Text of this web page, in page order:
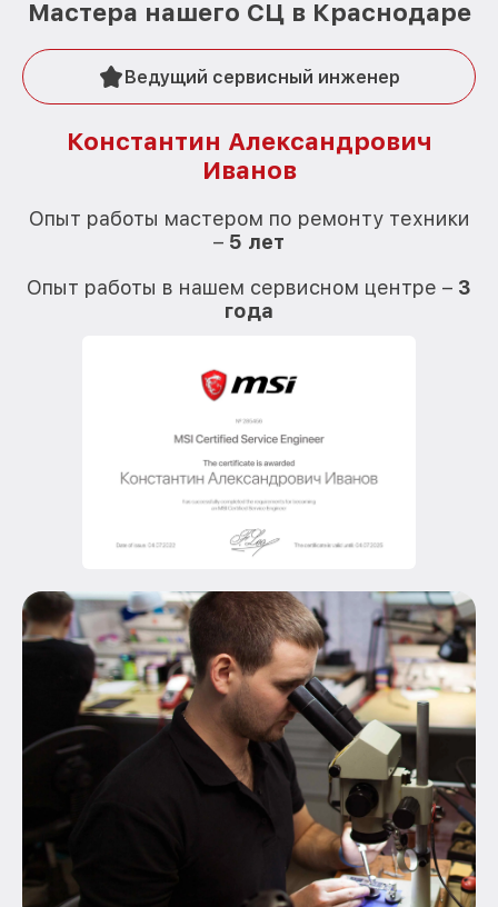
Мастера нашего СЦ в Краснодаре
Ведущий сервисный инженер
Константин Александрович
Иванов
Опыт работы мастером по ремонту техники
– 5 лет
Опыт работы в нашем сервисном центре – 3
года